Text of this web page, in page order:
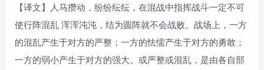
【译文】人马攒动，纷纷纭纭，在混战中指挥战斗一定不可
使行阵混乱 浑浑沌沌，结为圆阵就不会战败。战场上，一方
的混乱产生于对方的严整；一方的怯懦产生于对方的勇敢；
一方的弱小产生于对方的强大。或严整或混乱，是由各自部